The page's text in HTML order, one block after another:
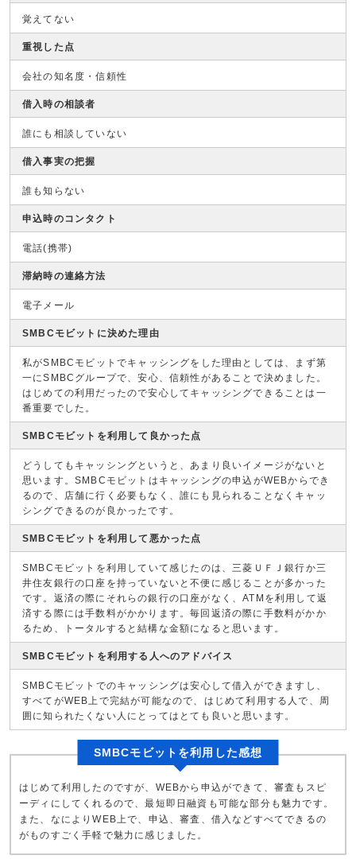
覚えてない
重視した点
会社の知名度・信頼性
借入時の相談者
誰にも相談していない
借入事実の把握
誰も知らない
申込時のコンタクト
電話(携帯)
滞納時の連絡方法
電子メール
SMBCモビットに決めた理由
私がSMBCモビットでキャッシングをした理由としては、まず第
一にSMBCグループで、安心、信頼性があることで決めました。
はじめての利用だったので安心してキャッシングできることは一
番重要でした。
SMBCモビットを利用して良かった点
どうしてもキャッシングというと、あまり良いイメージがないと
思います。SMBCモビットはキャッシングの申込がWEBからでき
るので、店舗に行く必要もなく、誰にも見られることなくキャッ
シングできるのが良かったです。
SMBCモビットを利用して悪かった点
SMBCモビットを利用していて感じたのは、三菱ＵＦＪ銀行か三
井住友銀行の口座を持っていないと不便に感じることが多かった
です。返済の際にそれらの銀行の口座がなく、ATMを利用して返
済する際には手数料がかかります。毎回返済の際に手数料がかか
るため、トータルすると結構な金額になると思います。
SMBCモビットを利用する人へのアドバイス
SMBCモビットでのキャッシングは安心して借入ができますし、
すべてがWEB上で完結が可能なので、はじめて利用する人で、周
囲に知られたくない人にとってはとても良いと思います。
SMBCモビットを利用した感想
はじめて利用したのですが、WEBから申込ができて、審査もスピ
ーディにしてくれるので、最短即日融資も可能な部分も魅力です。
また、なによりWEB上で、申込、審査、借入などすべてできるの
がものすごく手軽で魅力に感じました。